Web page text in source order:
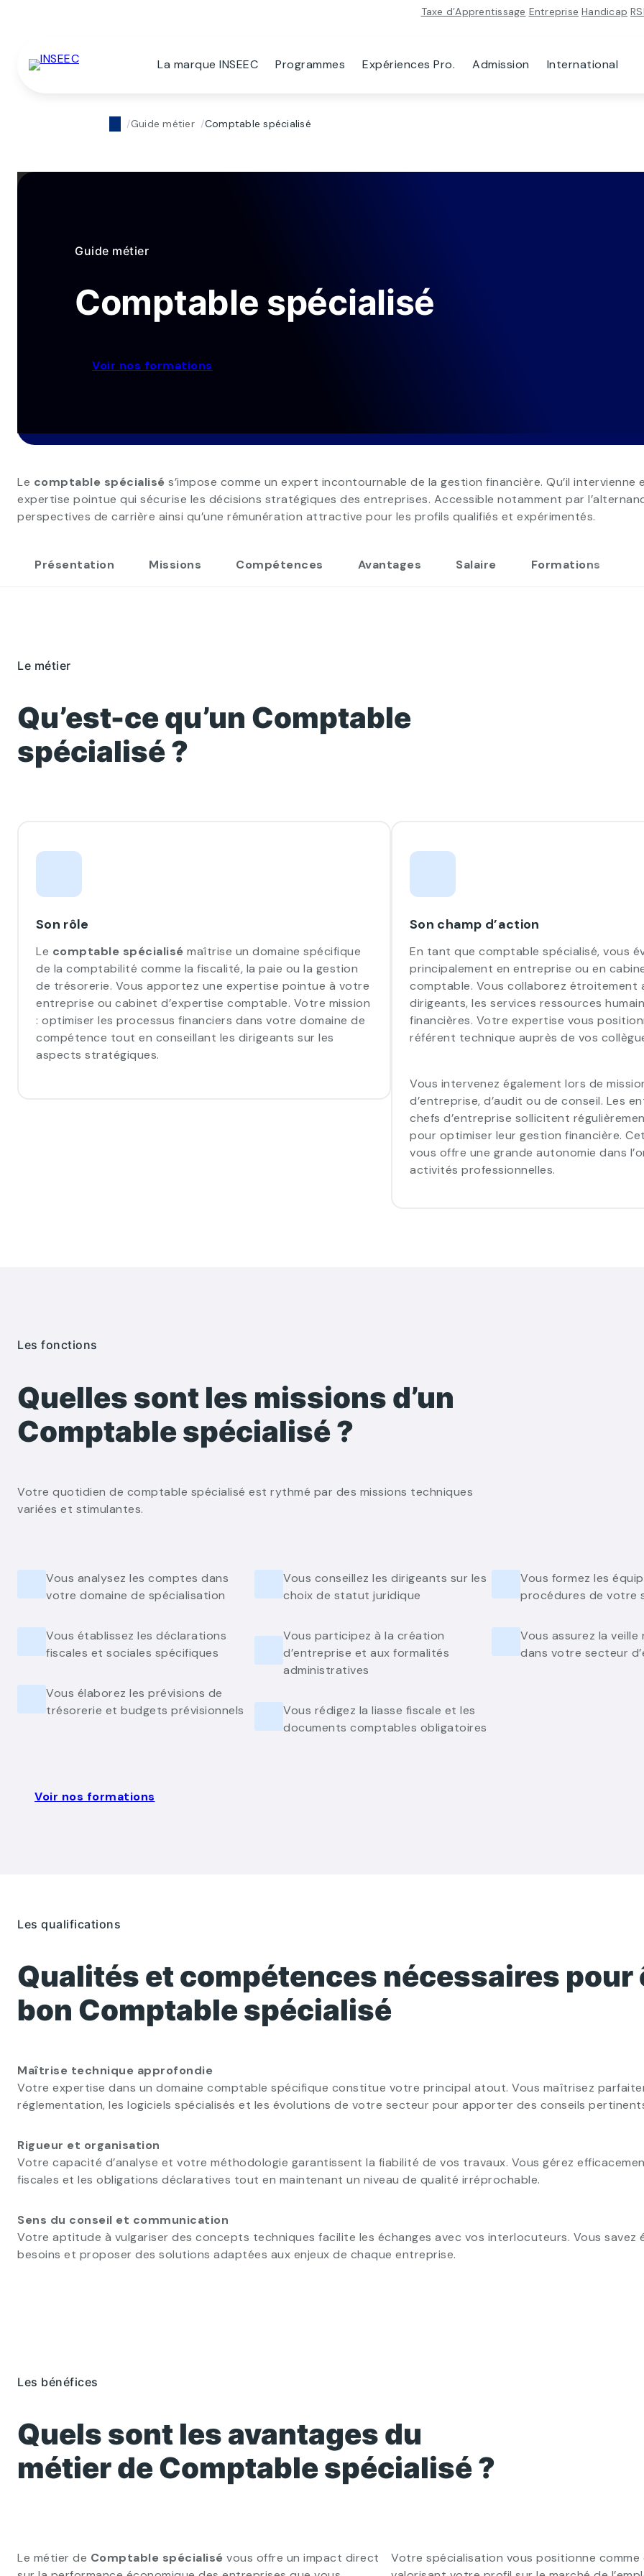
Taxe d’Apprentissage Entreprise Handicap
La marque INSEEC Programmes Expériences Pro. Admission International
Guide métier Comptable spécialisé
Guide métier
Comptable spécialisé
Voir nos formations
Le comptable spécialisé s’impose comme un expert incontournable de la gestion financière. Qu’il
expertise pointue qui sécurise les décisions stratégiques des entreprises. Accessible notamment par
perspectives de carrière ainsi qu’une rémunération attractive pour les profils qualifiés et expérimentés.
Présentation Missions Compétences Avantages Salaire Formations
Le métier
Qu’est-ce qu’un Comptable
spécialisé ?
Son rôle
Le comptable spécialisé maîtrise un domaine spécifique
de la comptabilité comme la fiscalité, la paie ou la gestion
de trésorerie. Vous apportez une expertise pointue à votre
entreprise ou cabinet d’expertise comptable. Votre mission
: optimiser les processus financiers dans votre domaine de
compétence tout en conseillant les dirigeants sur les
aspects stratégiques.
Son champ d’action
En tant que comptable spécialisé, vous
principalement en entreprise ou en
comptable. Vous collaborez étroitement
dirigeants, les services ressources
financières. Votre expertise vous
référent technique auprès de vos
Vous intervenez également lors de
d’entreprise, d’audit ou de conseil. Les
chefs d’entreprise sollicitent
pour optimiser leur gestion financière.
vous offre une grande autonomie dans
activités professionnelles.
Les fonctions
Quelles sont les missions d’un
Comptable spécialisé ?
Votre quotidien de comptable spécialisé est rythmé par des missions techniques
variées et stimulantes.
Vous analysez les comptes dans
votre domaine de spécialisation
Vous établissez les déclarations
fiscales et sociales spécifiques
Vous élaborez les prévisions de
trésorerie et budgets prévisionnels
Vous conseillez les dirigeants sur les
choix de statut juridique
Vous participez à la création
d’entreprise et aux formalités
administratives
Vous rédigez la liasse fiscale et les
documents comptables obligatoires
Vous formez les
procédures de votre
Vous assurez la veille
dans votre secteur
Voir nos formations
Les qualifications
Qualités et compétences nécessaires pour
bon Comptable spécialisé
Maîtrise technique approfondie
Votre expertise dans un domaine comptable spécifique constitue votre principal atout. Vous maîtrisez
réglementation, les logiciels spécialisés et les évolutions de votre secteur pour apporter des conseils
Rigueur et organisation
Votre capacité d’analyse et votre méthodologie garantissent la fiabilité de vos travaux. Vous gérez
fiscales et les obligations déclaratives tout en maintenant un niveau de qualité irréprochable.
Sens du conseil et communication
Votre aptitude à vulgariser des concepts techniques facilite les échanges avec vos interlocuteurs. Vous savez
besoins et proposer des solutions adaptées aux enjeux de chaque entreprise.
Les bénéfices
Quels sont les avantages du
métier de Comptable spécialisé ?
Le métier de Comptable spécialisé vous offre un impact direct
Votre spécialisation vous positionne